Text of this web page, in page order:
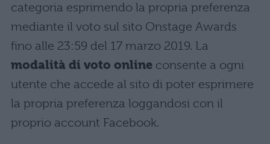
categoria esprimendo la propria preferenza
mediante il voto sul sito Onstage Awards
fino alle 23:59 del 17 marzo 2019. La
modalità di voto online consente a ogni
utente che accede al sito di poter esprimere
la propria preferenza loggandosi con il
proprio account Facebook.